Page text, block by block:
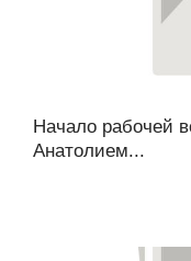
Начало рабочей
Анатолием...